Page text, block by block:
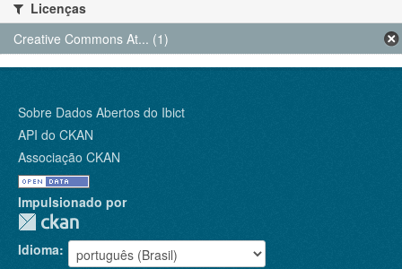
Licenças
Creative Commons At... (1)
Sobre Dados Abertos do Ibict
API do CKAN
Associação CKAN
Impulsionado por
Idioma